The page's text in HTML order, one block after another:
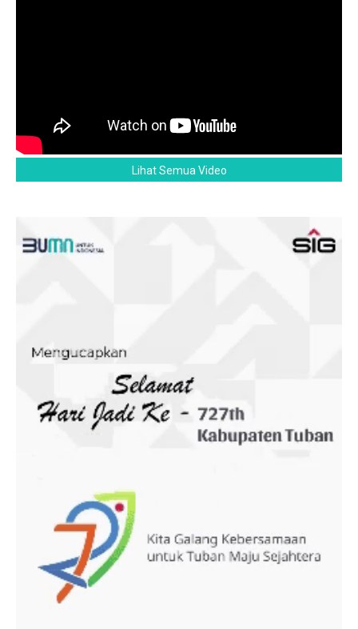
Lihat Semua Video